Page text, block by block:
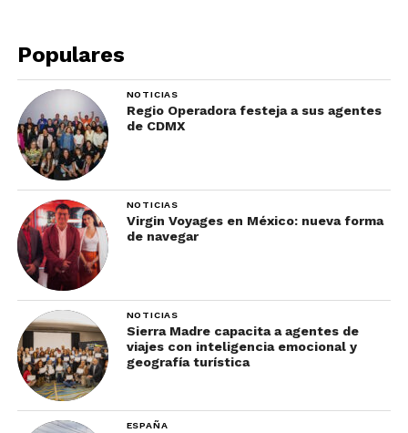
Populares
NOTICIAS
Regio Operadora festeja a sus agentes
de CDMX
NOTICIAS
Virgin Voyages en México: nueva forma
de navegar
NOTICIAS
Sierra Madre capacita a agentes de
viajes con inteligencia emocional y
geografía turística
ESPAÑA